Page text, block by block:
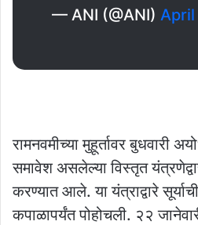
— ANI (@ANI) April
रामनवमीच्या मुहूर्तावर बुधवारी
समावेश असलेल्या विस्तृत
करण्यात आले. या यंत्राद्वारे
कपाळापर्यंत पोहोचली. २२